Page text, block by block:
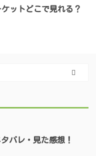
ケットどこで見れる？
バレ・見た感想！